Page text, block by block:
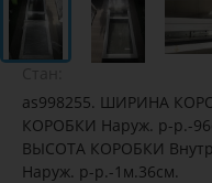
as998255. ШИРИНА
КОРОБКИ Наруж. р-р.-
ВЫСОТА КОРОБКИ
Наруж. р-р.-1м.36см.